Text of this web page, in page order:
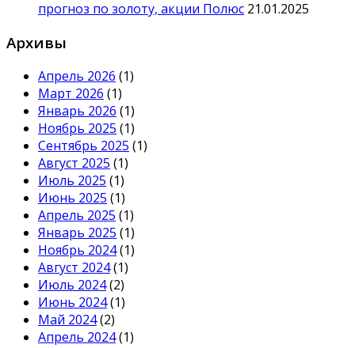
прогноз по золоту, акции Полюс 21.01.2025
Архивы
Апрель 2026 (1)
Март 2026 (1)
Январь 2026 (1)
Ноябрь 2025 (1)
Сентябрь 2025 (1)
Август 2025 (1)
Июль 2025 (1)
Июнь 2025 (1)
Апрель 2025 (1)
Январь 2025 (1)
Ноябрь 2024(1)
Август 2024(1)
Июль 2024(2)
Июнь 2024(1)
Май 2024(2)
Апрель 2024(1)